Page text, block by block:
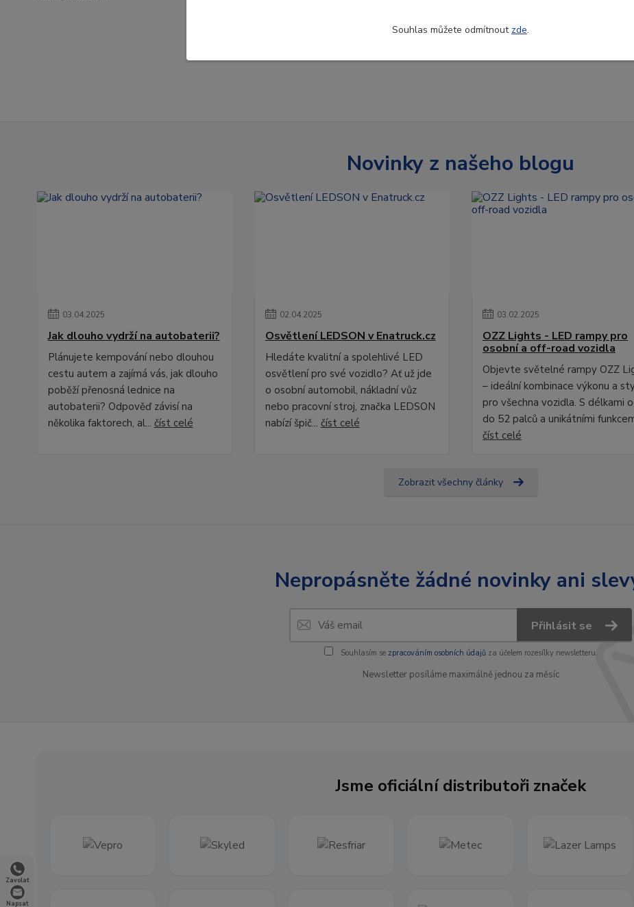
Zavolat
Napsat
Novinky z našeho blogu
03.04.2025
Jak dlouho vydrží na autobaterii?
Plánujete kempování nebo dlouhou
cestu autem a zajímá vás, jak dlouho
poběží přenosná lednice na
autobaterii? Odpověď závisí na
několika faktorech, al... číst celé
02.04.2025
Osvětlení LEDSON v Enatruck.cz
Hledáte kvalitní a spolehlivé LED
osvětlení pro své vozidlo? Ať už jde
o osobní automobil, nákladní vůz
nebo pracovní stroj, značka LEDSON
nabízí špič... číst celé
03.02.2025
OZZ Lights - LED rampy pro
osobní a off-road vozidla
Objevte světelné rampy OZZ
– ideální kombinace výkonu a
pro všechna vozidla. S délkami
do 52 palců a unikátními
číst celé
Zobrazit všechny články
Nepropásněte žádné novinky ani
Přihlásit se
Souhlasím se zpracováním osobních údajůza účelem rozesílky newsletteru.
Newsletter posíláme maximálně jednou za měsíc
Jsme oficiální distributoři značek
Souhlas můžete odmítnout zde.